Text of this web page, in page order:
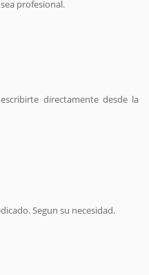
profesional.
directamente desde la
Segun su necesidad.